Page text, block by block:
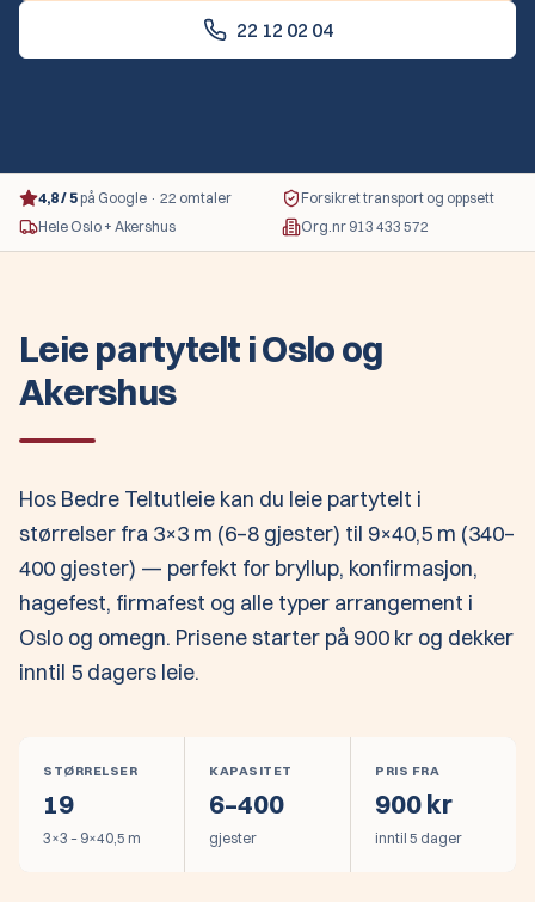
22 12 02 04
4,8 / 5 på Google · 22 omtaler
Forsikret transport og oppsett
Hele Oslo + Akershus
Org.nr 913 433 572
Leie partytelt i Oslo og
Akershus
Hos Bedre Teltutleie kan du leie partytelt i
størrelser fra 3×3 m (6–8 gjester) til 9×40,5 m (340–
400 gjester) — perfekt for bryllup, konfirmasjon,
hagefest, firmafest og alle typer arrangement i
Oslo og omegn. Prisene starter på 900 kr og dekker
inntil 5 dagers leie.
STØRRELSER
19
3×3 – 9×40,5 m
KAPASITET
6–400
gjester
PRIS FRA
900 kr
inntil 5 dager